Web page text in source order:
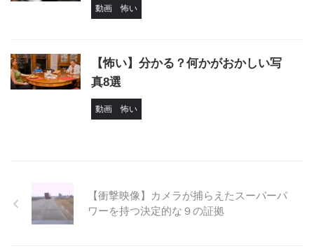
動画 怖い
【怖い】分かる？何かがおかしい写
真8選
動画 怖い
【衝撃映像】カメラが捕らえたスーパーパ
ワーを持つ決定的な９の証拠